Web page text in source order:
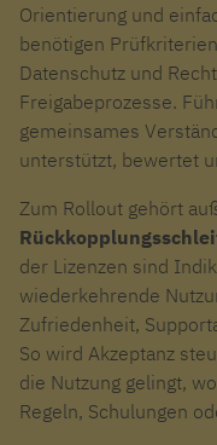
Orientierung und
benötigen
Datenschutz und
Freigabeprozesse.
gemeinsames
unterstützt, bewertet
Zum Rollout gehört
der Lizenzen sind
wiederkehrende
Zufriedenheit,
So wird Akzeptanz
die Nutzung gelingt,
Regeln, Schulungen